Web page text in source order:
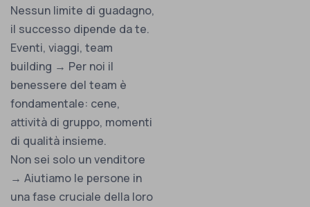
Nessun limite di guadagno,
il successo dipende da te.
Eventi, viaggi, team
building → Per noi il
benessere del team è
fondamentale: cene,
attività di gruppo, momenti
di qualità insieme.
Non sei solo un venditore
→ Aiutiamo le persone in
una fase cruciale della loro